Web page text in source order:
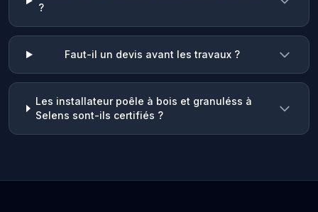
?
Faut-il un devis avant les travaux ?
Les installateur poêle à bois et granuléss à
Selens sont-ils certifiés ?